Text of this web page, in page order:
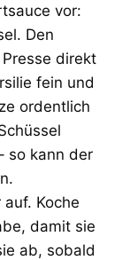
vor:
Den
direkt
fein und
ordentlich
so kann der
Koche
damit sie
ab, sobald